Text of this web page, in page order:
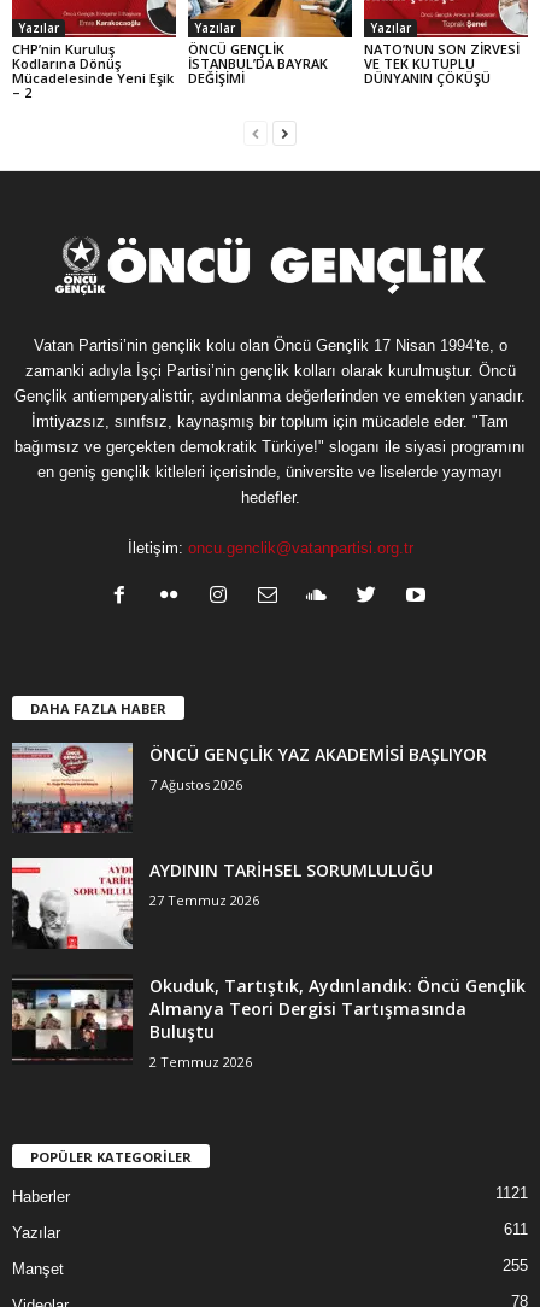
Yazılar
CHP’nin Kuruluş
Kodlarına Dönüş
Mücadelesinde Yeni Eşik
– 2
Yazılar
ÖNCÜ GENÇLİK
İSTANBUL’DA BAYRAK
DEĞİŞİMİ
Yazılar
NATO’NUN SON ZİRVESİ
VE TEK KUTUPLU
DÜNYANIN ÇÖKÜŞÜ
Vatan Partisi’nin gençlik kolu olan Öncü Gençlik 17 Nisan 1994'te, o
zamanki adıyla İşçi Partisi’nin gençlik kolları olarak kurulmuştur. Öncü
Gençlik antiemperyalisttir, aydınlanma değerlerinden ve emekten yanadır.
İmtiyazsız, sınıfsız, kaynaşmış bir toplum için mücadele eder. "Tam
bağımsız ve gerçekten demokratik Türkiye!" sloganı ile siyasi programını
en geniş gençlik kitleleri içerisinde, üniversite ve liselerde yaymayı
hedefler.
İletişim: oncu.genclik@vatanpartisi.org.tr
DAHA FAZLA HABER
ÖNCÜ GENÇLİK YAZ AKADEMİSİ BAŞLIYOR
7 Ağustos 2026
AYDININ TARİHSEL SORUMLULUĞU
27 Temmuz 2026
Okuduk, Tartıştık, Aydınlandık: Öncü Gençlik
Almanya Teori Dergisi Tartışmasında
Buluştu
2 Temmuz 2026
POPÜLER KATEGORİLER
Haberler 1121
Yazılar 611
Manşet 255
78